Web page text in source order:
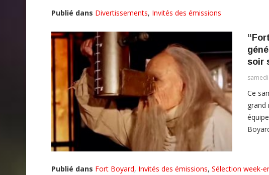
Publié dans Divertissements, Invités des émissions
soir
Ce
grand
Publié dans Fort Boyard, Invités des émissions, Sélection week-